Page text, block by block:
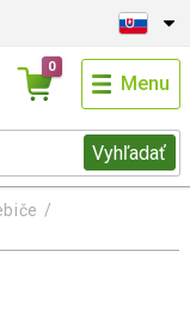
Vyhľadať
0
Menu